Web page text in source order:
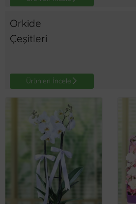
Orkide
Çeşitleri
Ürünleri İncele